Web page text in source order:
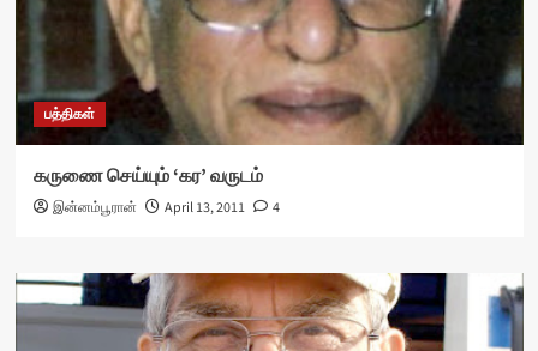
பத்திகள்
கருணை செய்யும் ‘கர’ வருடம்
இன்னம்பூரான் April 13, 2011 4